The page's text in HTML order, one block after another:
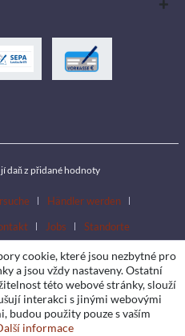
daň z přidané hodnoty
Händler werden
Jobs Standorte
cookie, které jsou nezbytné pro
a jsou vždy nastaveny. Ostatní
této webové stránky, slouží
interakci s jinými webovými
budou použity pouze s vaším
informace